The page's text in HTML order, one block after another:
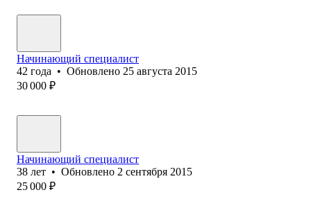
Начинающий специалист
42 года • Обновлено 25 августа 2015
30 000 ₽
Начинающий специалист
38 лет • Обновлено 2 сентября 2015
25 000 ₽